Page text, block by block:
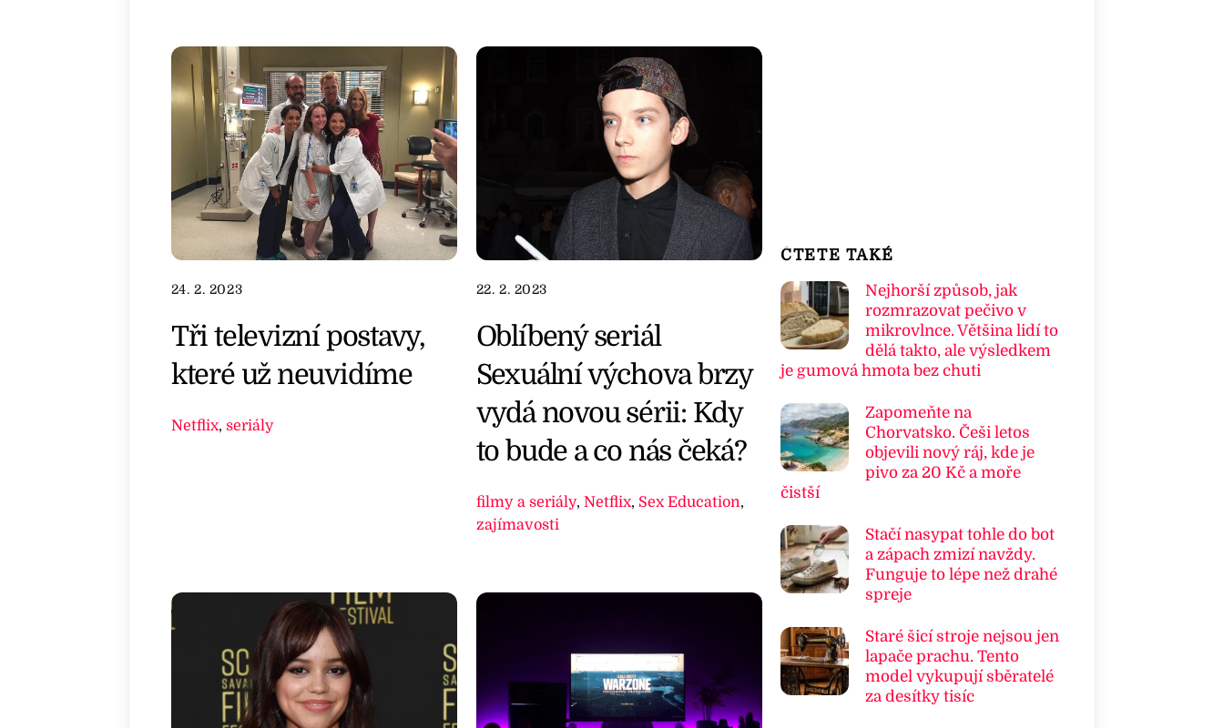
24. 2. 2023
Tři televizní postavy,
které už neuvidíme
Netflix, seriály
22. 2. 2023
Oblíbený seriál
Sexuální výchova brzy
vydá novou sérii: Kdy
to bude a co nás čeká?
filmy a seriály, Netflix, Sex Education,
zajímavosti
ČTETE TAKÉ
Nejhorší způsob, jak
rozmrazovat pečivo v
mikrovlnce. Většina lidí to
dělá takto, ale výsledkem
je gumová hmota bez chuti
Zapomeňte na
Chorvatsko. Češi letos
objevili nový ráj, kde je
pivo za 20 Kč a moře
čistší
Stačí nasypat tohle do bot
a zápach zmizí navždy.
Funguje to lépe než drahé
spreje
Staré šicí stroje nejsou jen
lapače prachu. Tento
model vykupují sběratelé
za desítky tisíc